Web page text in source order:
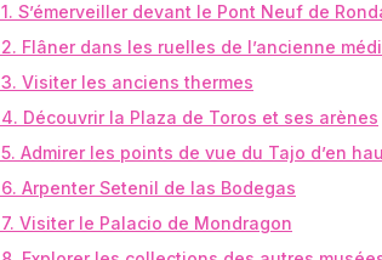
1. S’émerveiller devant le Pont Neuf de
2. Flâner dans les ruelles de l’ancienne
3. Visiter les anciens thermes
4. Découvrir la Plaza de Toros et ses arènes
5. Admirer les points de vue du Tajo d’en
6. Arpenter Setenil de las Bodegas
7. Visiter le Palacio de Mondragon